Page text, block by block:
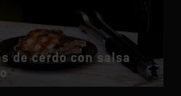
de cerdo con salsa